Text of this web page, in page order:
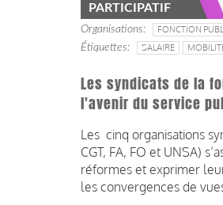
PARTICIPATIF
Organisations
FONCTION
Étiquettes
SALAIRE
Les syndicats de la
l'avenir du service
Les cinq organisations
CGT, FA, FO et UNSA)
réformes et exprimer
les convergences de